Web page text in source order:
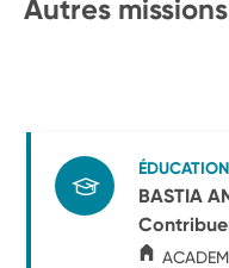
Autres
BASTIA